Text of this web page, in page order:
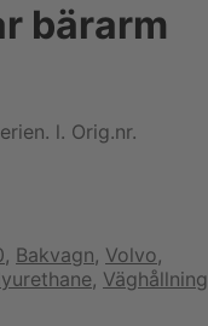
bärarm
l. Orig.nr.
, Bakvagn, Volvo,
, Väghållning